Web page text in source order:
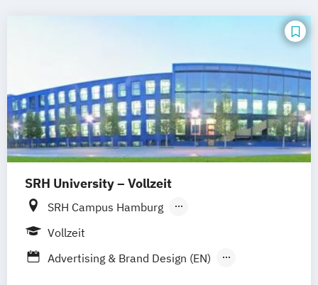
SRH University – Vollzeit
SRH Campus Hamburg
SRH Campus Heidelberg
SRH Campus Bonn SRH Campus Dresden
Vollzeit
Advertising & Brand Design (EN)